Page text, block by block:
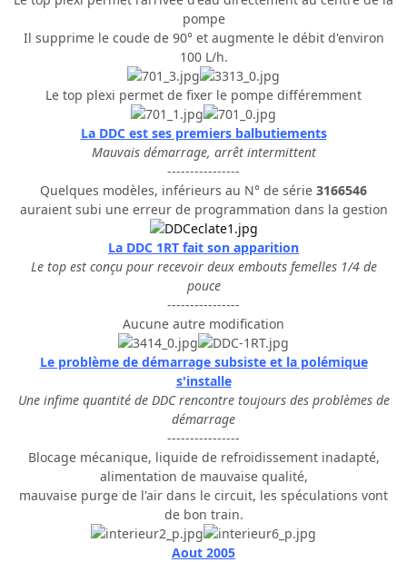
pompe
Il supprime le coude de 90° et augmente le débit d'environ
100 L/h.
Le top plexi permet de fixer le pompe différemment
La DDC est ses premiers balbutiements
Mauvais démarrage, arrêt intermittent
----------------
Quelques modèles, inférieurs au N° de série 3166546
auraient subi une erreur de programmation dans la gestion
La DDC 1RT fait son apparition
Le top est conçu pour recevoir deux embouts femelles 1/4 de
pouce
----------------
Aucune autre modification
Le problème de démarrage subsiste et la polémique
s'installe
Une infime quantité de DDC rencontre toujours des problèmes de
démarrage
----------------
Blocage mécanique, liquide de refroidissement inadapté,
alimentation de mauvaise qualité,
mauvaise purge de l'air dans le circuit, les spéculations vont
de bon train.
Aout 2005